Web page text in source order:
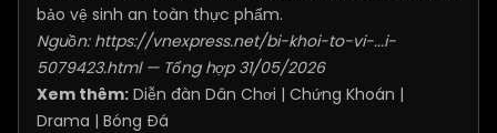
bảo vệ sinh an toàn thực phẩm.
Nguồn: https://vnexpress.net/bi-khoi-to-vi-...i-
5079423.html— Tổng hợp 31/05/2026
Xem thêm: Diễn đàn Dân Chơi | Chứng Khoán |
Drama | Bóng Đá